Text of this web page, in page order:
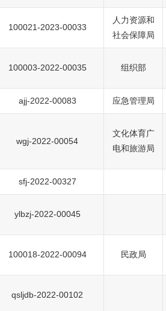
100021-2023-00033
人力资源和
社会保障局
100003-2022-00035 组织部
ajj-2022-00083 应急管理局
wgj-2022-00054
文化体育广
电和旅游局
sfj-2022-00327
ylbzj-2022-00045
100018-2022-00094 民政局
qsljdb-2022-00102